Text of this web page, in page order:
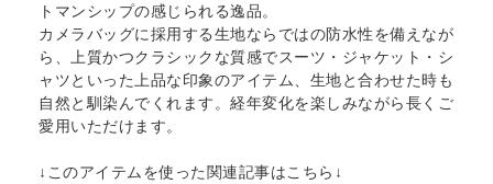
トマンシップの感じられる逸品。
カメラバッグに採用する生地ならではの防水性を備えなが
ら、上質かつクラシックな質感でスーツ・ジャケット・シ
ャツといった上品な印象のアイテム、生地と合わせた時も
自然と馴染んでくれます。経年変化を楽しみながら長くご
愛用いただけます。
↓このアイテムを使った関連記事はこちら↓